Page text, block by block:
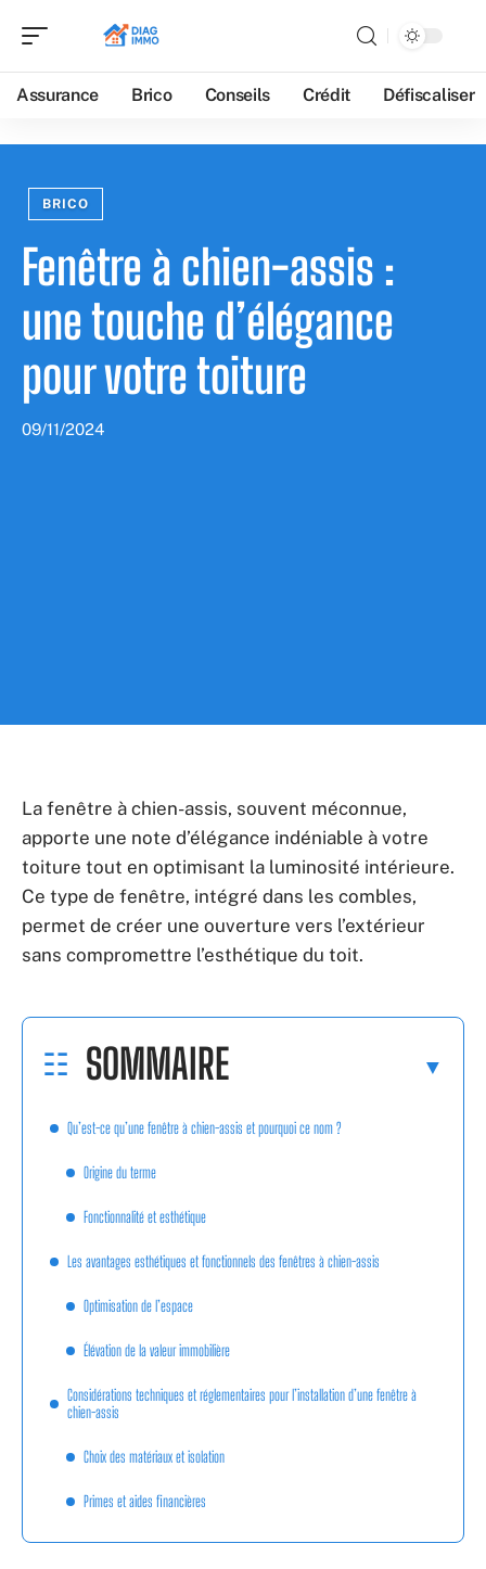
Assurance Brico Conseils Crédit Défiscaliser
BRICO
Fenêtre à chien-assis :
une touche d’élégance
pour votre toiture
09/11/2024
La fenêtre à chien-assis, souvent méconnue,
apporte une note d’élégance indéniable à votre
toiture tout en optimisant la luminosité intérieure.
Ce type de fenêtre, intégré dans les combles,
permet de créer une ouverture vers l’extérieur
sans compromettre l’esthétique du toit.
SOMMAIRE
Qu’est-ce qu’une fenêtre à chien-assis et pourquoi ce nom ?
Origine du terme
Fonctionnalité et esthétique
Les avantages esthétiques et fonctionnels des fenêtres à chien-assis
Optimisation de l’espace
Élévation de la valeur immobilière
Considérations techniques et réglementaires pour l’installation d’une fenêtre à
chien-assis
Choix des matériaux et isolation
Primes et aides financières